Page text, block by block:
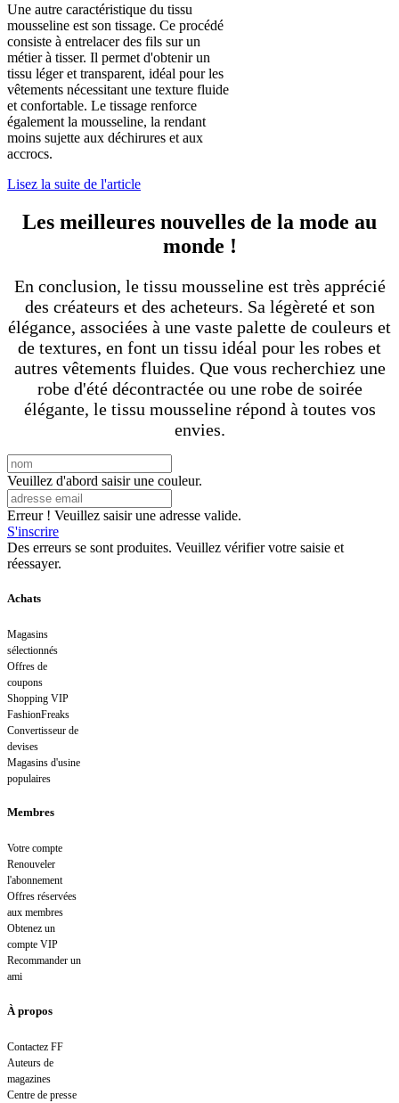
Une autre caractéristique du tissu
mousseline est son tissage. Ce procédé
consiste à entrelacer des fils sur un
métier à tisser. Il permet d'obtenir un
tissu léger et transparent, idéal pour les
vêtements nécessitant une texture fluide
et confortable. Le tissage renforce
également la mousseline, la rendant
moins sujette aux déchirures et aux
accrocs.
Lisez la suite de l'article
Les meilleures nouvelles de la mode au
monde !
En conclusion, le tissu mousseline est très apprécié
des créateurs et des acheteurs. Sa légèreté et son
élégance, associées à une vaste palette de couleurs et
de textures, en font un tissu idéal pour les robes et
autres vêtements fluides. Que vous recherchiez une
robe d'été décontractée ou une robe de soirée
élégante, le tissu mousseline répond à toutes vos
envies.
Veuillez d'abord saisir une couleur.
Erreur ! Veuillez saisir une adresse valide.
S'inscrire
Des erreurs se sont produites. Veuillez vérifier votre saisie et
réessayer.
Achats
Magasins
sélectionnés
Offres de
coupons
Shopping VIP
FashionFreaks
Convertisseur de
devises
Magasins d'usine
populaires
Membres
Votre compte
Renouveler
l'abonnement
Offres réservées
aux membres
Obtenez un
compte VIP
Recommander un
ami
À propos
Contactez FF
Auteurs de
magazines
Centre de presse